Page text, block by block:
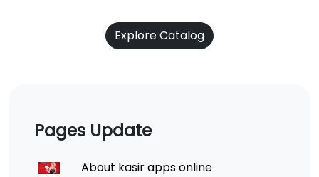
Explore Catalog
Pages Update
About kasir apps online